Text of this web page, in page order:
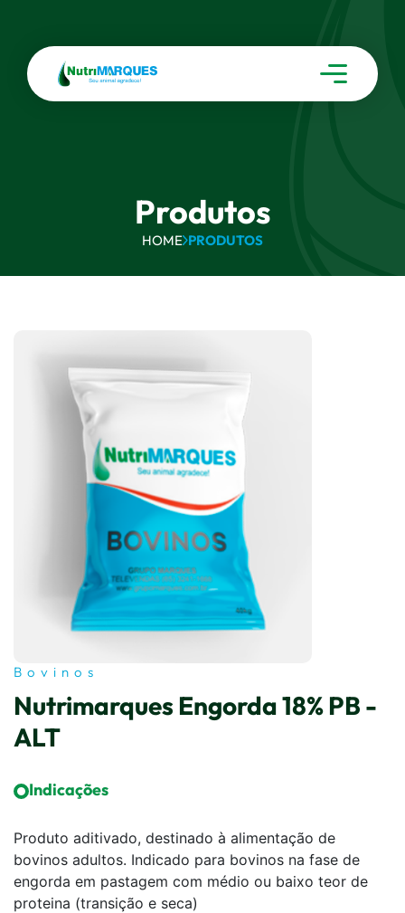
Produtos
HOME PRODUTOS
Bovinos
Nutrimarques Engorda 18% PB -
ALT
Indicações
Produto aditivado, destinado à alimentação de
bovinos adultos. Indicado para bovinos na fase de
engorda em pastagem com médio ou baixo teor de
proteina (transição e seca)